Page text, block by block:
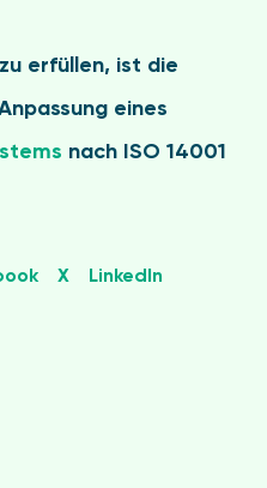
erfüllen, ist die
eines
nach ISO 14001
X LinkedIn